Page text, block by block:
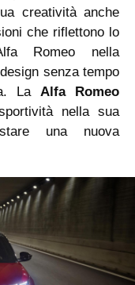
creatività anche
che riflettono lo
Romeo nella
senza tempo
La Alfa Romeo
nella sua
una nuova